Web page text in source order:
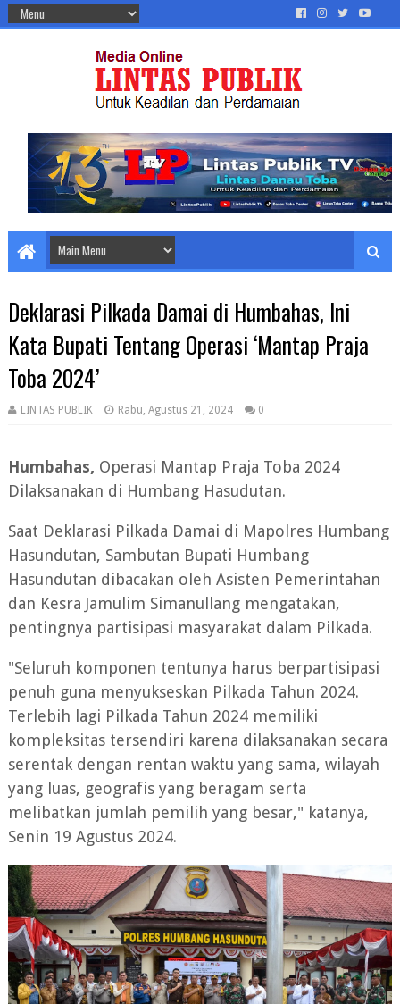
Deklarasi Pilkada Damai di Humbahas, Ini
Kata Bupati Tentang Operasi ‘Mantap Praja
Toba 2024’
LINTAS PUBLIK Rabu, Agustus 21, 2024 0
Humbahas, Operasi Mantap Praja Toba 2024
Dilaksanakan di Humbang Hasudutan.
Saat Deklarasi Pilkada Damai di Mapolres Humbang
Hasundutan, Sambutan Bupati Humbang
Hasundutan dibacakan oleh Asisten Pemerintahan
dan Kesra Jamulim Simanullang mengatakan,
pentingnya partisipasi masyarakat dalam Pilkada.
"Seluruh komponen tentunya harus berpartisipasi
penuh guna menyukseskan Pilkada Tahun 2024.
Terlebih lagi Pilkada Tahun 2024 memiliki
kompleksitas tersendiri karena dilaksanakan secara
serentak dengan rentan waktu yang sama, wilayah
yang luas, geografis yang beragam serta
melibatkan jumlah pemilih yang besar," katanya,
Senin 19 Agustus 2024.